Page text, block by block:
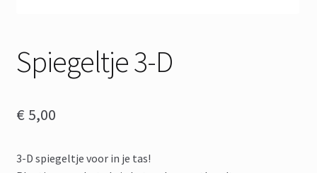
Spiegeltje 3-D
€ 5,00
3-D spiegeltje voor in je tas!